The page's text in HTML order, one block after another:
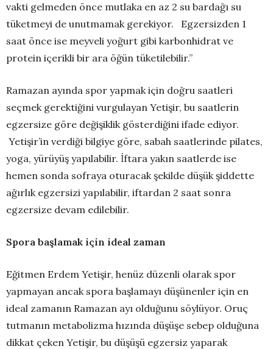
vakti gelmeden önce mutlaka en az 2 su bardağı su
tüketmeyi de unutmamak gerekiyor. Egzersizden 1
saat önce ise meyveli yoğurt gibi karbonhidrat ve
protein içerikli bir ara öğün tüketilebilir.”
Ramazan ayında spor yapmak için doğru saatleri
seçmek gerektiğini vurgulayan Yetişir, bu saatlerin
egzersize göre değişiklik gösterdiğini ifade ediyor.
Yetişir’in verdiği bilgiye göre, sabah saatlerinde pilates,
yoga, yürüyüş yapılabilir. İftara yakın saatlerde ise
hemen sonda sofraya oturacak şekilde düşük şiddette
ağırlık egzersizi yapılabilir, iftardan 2 saat sonra
egzersize devam edilebilir.
Spora başlamak için ideal zaman
Eğitmen Erdem Yetişir, henüz düzenli olarak spor
yapmayan ancak spora başlamayı düşünenler için en
ideal zamanın Ramazan ayı olduğunu söylüyor. Oruç
tutmanın metabolizma hızında düşüşe sebep olduğuna
dikkat çeken Yetişir, bu düşüşü egzersiz yaparak